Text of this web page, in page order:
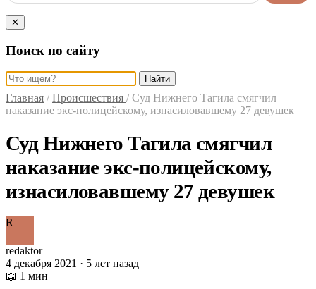
✕
Поиск по сайту
Найти
Главная / Происшествия / Суд Нижнего Тагила смягчил
наказание экс-полицейскому, изнасиловавшему 27 девушек
Суд Нижнего Тагила смягчил
наказание экс-полицейскому,
изнасиловавшему 27 девушек
R
redaktor
4 декабря 2021 · 5 лет назад
📖 1 мин